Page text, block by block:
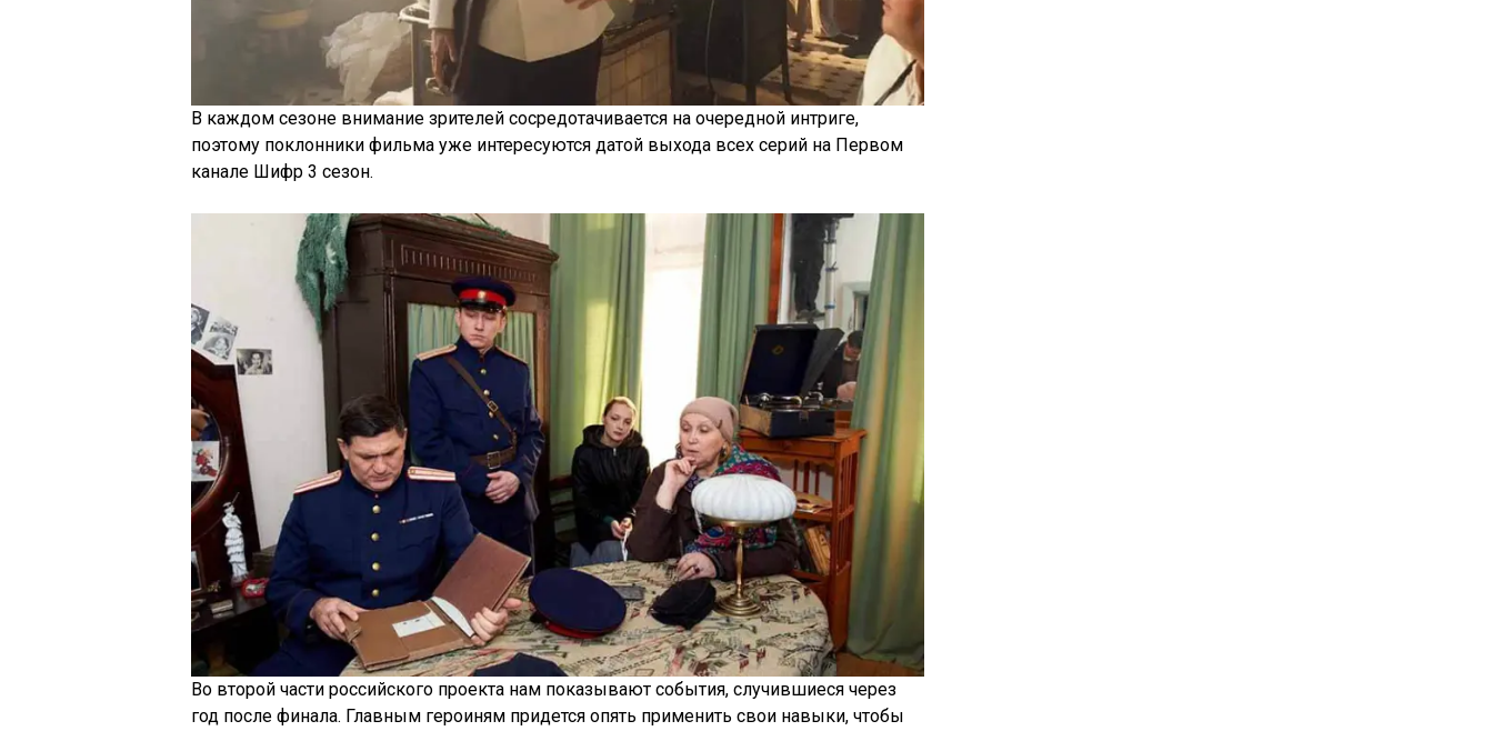
В каждом сезоне внимание зрителей сосредотачивается на очередной интриге,
поэтому поклонники фильма уже интересуются датой выхода всех серий на Первом
канале Шифр 3 сезон.
Во второй части российского проекта нам показывают события, случившиеся через
год после финала. Главным героиням придется опять применить свои навыки, чтобы